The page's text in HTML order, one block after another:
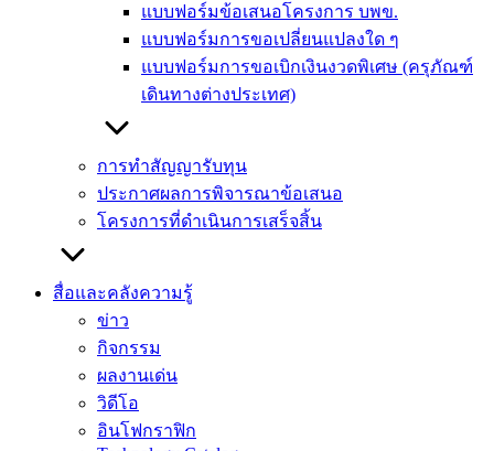
แบบฟอร์มข้อเสนอโครงการ บพข.
แบบฟอร์มการขอเปลี่ยนแปลงใด ๆ
แบบฟอร์มการขอเบิกเงินงวดพิเศษ (ครุภัณฑ์
เดินทางต่างประเทศ)
การทำสัญญารับทุน
ประกาศผลการพิจารณาข้อเสนอ
โครงการที่ดำเนินการเสร็จสิ้น
สื่อและคลังความรู้
ข่าว
กิจกรรม
ผลงานเด่น
วิดีโอ
อินโฟกราฟิก